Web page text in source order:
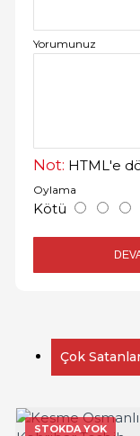
Yorumunuz
Not: HTML'e
Oylama
Kötü
Çok
STOKDA YOK